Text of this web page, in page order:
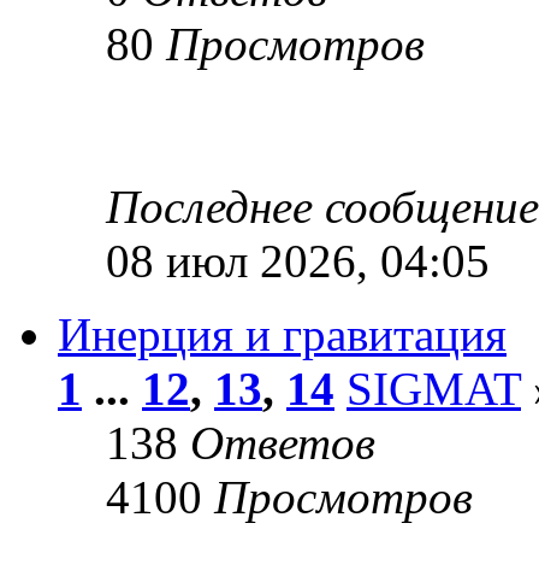
80 Просмотров
Последнее
08 июл 2026, 04:05
Инерция и гравитация
1 ... 12, 13, 14 SIGMAT
138 Ответов
4100 Просмотров